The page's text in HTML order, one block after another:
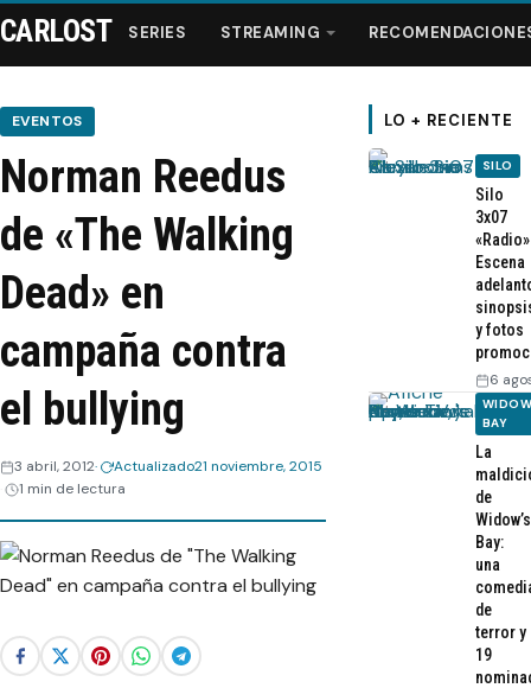
Series
Streaming
Recomendaciones
Videos
Webisodios
CARLOST SERIES STREAMING
EVENTOS
Norman Reedus
de «The Walking
Dead» en
campaña contra
el bullying
3 abril, 2012 Actualizado21 noviembre, 2015
1 min de lectura
LO + RECIENTE
SILO
Silo
3x07
Escena
y fotos
6
BAY
La
de
Widow’s
Bay:
una
de
terror y
19